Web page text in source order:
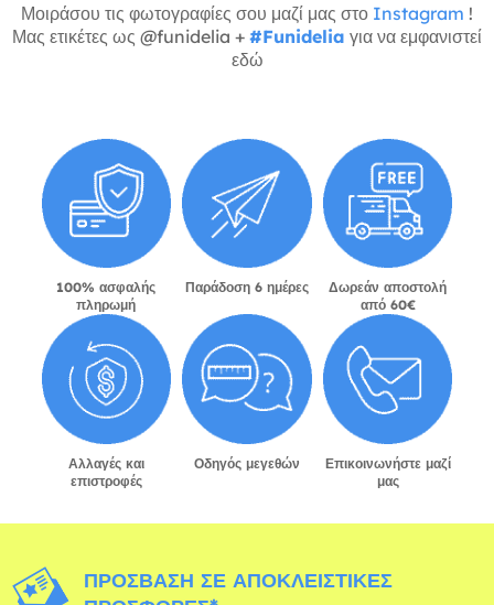
Μοιράσου τις φωτογραφίες σου μαζί μας στο Instagram !
Μας ετικέτες ως @funidelia + #Funidelia για να εμφανιστεί
εδώ
100% ασφαλής
πληρωμή
Παράδοση 6 ημέρες
Δωρεάν αποστολή
από 60€
Αλλαγές και
επιστροφές
Οδηγός μεγεθών
Επικοινωνήστε μαζί
μας
ΠΡΌΣΒΑΣΗ ΣΕ ΑΠΟΚΛΕΙΣΤΙΚΈΣ